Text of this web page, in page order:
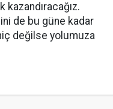
de bu güne kadar
değilse yolumuza